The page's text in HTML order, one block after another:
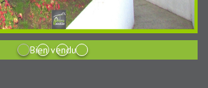
Bien vendu